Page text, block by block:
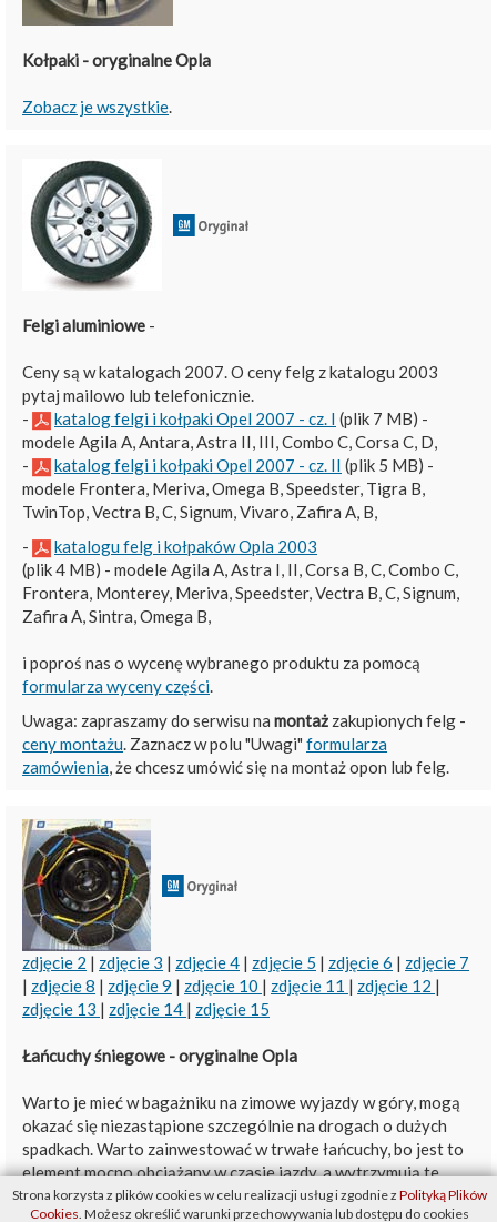
Kołpaki - oryginalne Opla
Zobacz je wszystkie.
Felgi aluminiowe -
Ceny są w katalogach 2007. O ceny felg z katalogu 2003
pytaj mailowo lub telefonicznie.
-
katalog felgi i kołpaki Opel 2007 - cz. I (plik 7 MB) -
modele Agila A, Antara, Astra II, III, Combo C, Corsa C, D,
-
katalog felgi i kołpaki Opel 2007 - cz. II (plik 5 MB) -
modele Frontera, Meriva, Omega B, Speedster, Tigra B,
TwinTop, Vectra B, C, Signum, Vivaro, Zafira A, B,
-
katalogu felg i kołpaków Opla 2003
(plik 4 MB) - modele Agila A, Astra I, II, Corsa B, C, Combo C,
Frontera, Monterey, Meriva, Speedster, Vectra B, C, Signum,
Zafira A, Sintra, Omega B,
i poproś nas o wycenę wybranego produktu za pomocą
formularza wyceny części.
Uwaga: zapraszamy do serwisu na montaż zakupionych felg -
ceny montażu. Zaznacz w polu "Uwagi" formularza
zamówienia, że chcesz umówić się na montaż opon lub felg.
zdjęcie 2 | zdjęcie 3 | zdjęcie 4 | zdjęcie 5 | zdjęcie 6 | zdjęcie 7
| zdjęcie 8 | zdjęcie 9 | zdjęcie 10 | zdjęcie 11 | zdjęcie 12 |
zdjęcie 13 | zdjęcie 14 | zdjęcie 15
Łańcuchy śniegowe - oryginalne Opla
Warto je mieć w bagażniku na zimowe wyjazdy w góry, mogą
okazać się niezastąpione szczególnie na drogach o dużych
spadkach. Warto zainwestować w trwałe łańcuchy, bo jest to
element mocno obciążany w czasie jazdy, a wytrzymują te
obciążenia tylko mocne stopy metalu. Z kolei uszkodzony
Strona korzysta z plików cookies w celu realizacji usług i zgodnie z Polityką Plików
Cookies. Możesz określić warunki przechowywania lub dostępu do cookies